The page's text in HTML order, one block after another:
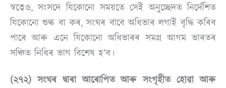
স্বত্বেও, সংসদে যিকোনো সময়তে সেই অনুচ্ছেদত নিৰ্দেশিত
যিকোনো শুল্ক বা কৰ, সংঘৰ বাবে অধিভাৰ লগাই বৃদ্ধি কৰিব
পাৰে আৰু এনে যিকোনো অধিভাৰৰ সমগ্ৰ আগম ভাৰতৰ
সঞ্চিত নিধিৰ ভাগ বিশেষ হ’ব।
(২৭২) সংঘৰ দ্বাৰা আৰোপিত আৰু সংগৃহীত হোৱা আৰু